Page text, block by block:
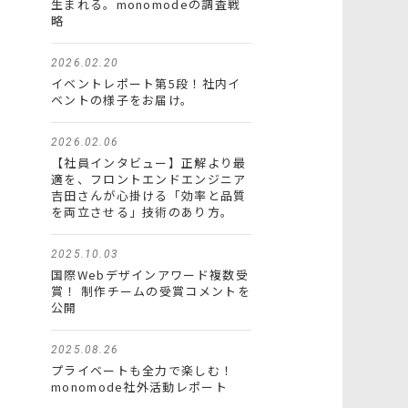
生まれる。monomodeの調査戦
略
2026.02.20
イベントレポート第5段！社内イ
ベントの様子をお届け。
2026.02.06
【社員インタビュー】正解より最
適を、フロントエンドエンジニア
吉田さんが心掛ける「効率と品質
を両立させる」技術のあり方。
2025.10.03
国際Webデザインアワード複数受
賞！ 制作チームの受賞コメントを
公開
2025.08.26
プライベートも全力で楽しむ！
monomode社外活動レポート